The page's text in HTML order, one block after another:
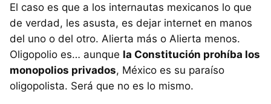
El caso es que a los internautas mexicanos lo que
de verdad, les asusta, es dejar internet en manos
del uno o del otro. Alierta más o Alierta menos.
Oligopolio es… aunque la Constitución prohíba los
monopolios privados, México es su paraíso
oligopolista. Será que no es lo mismo.